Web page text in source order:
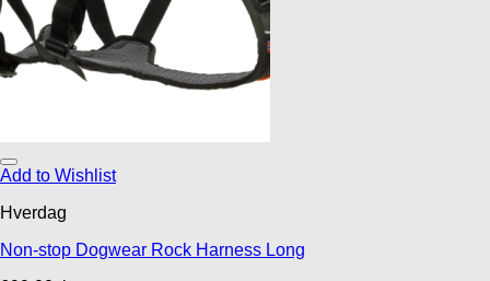
Add to Wishlist
Hverdag
Non-stop Dogwear Rock Harness Long